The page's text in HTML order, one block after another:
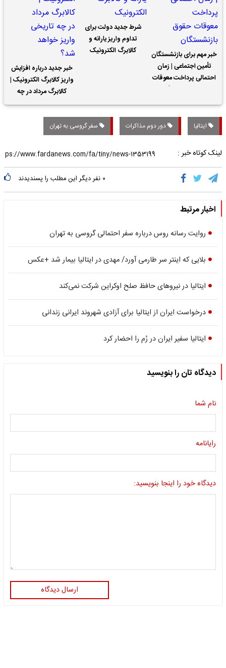
خبر مهم برای بازنشستگان
تأمین اجتماعی | زمان
احتمالی پرداخت معوقات
شرط جدید دولت برای
تداوم واریز یارانه و
کالابرگ الکترونیک
خبر جدید درباره افزایش
واریز کالابرگ الکترونیک |
کالابرگ مرداد در چه
تاریخی واریز خواهد شد؟
ایتالیا دور دوم مذاکرات سفر گروسی به تهران
لینک کوتاه خبر :
۰ نفر دیگر این مطلب را پسندیدند
اخبار مرتبط
روایت رسانه روس درباره سفر احتمالی گروسی به تهران
بلایی که اینتر سر طارمی آورد/ مهدی در ایتالیا بیمار شد +عکس
ایتالیا در نیروهای حافظ صلح اوکراین شرکت نمی‌کند
درخواست ایران از ایتالیا برای آزادی شهروند ایرانی زندانی
ایتالیا سفیر ایران در رُم را احضار کرد
دیدگاه تان را بنویسید
نام شما
رایانامه
دیدگاه خود را اینجا بنویسید:
ارسال دیدگاه